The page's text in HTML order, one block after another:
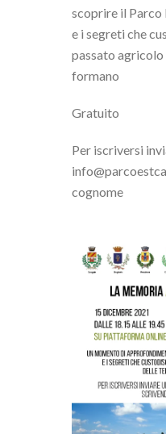
scoprire il Parco
e i segreti che
passato
formano
Gratuito
Per iscriversi
cognome